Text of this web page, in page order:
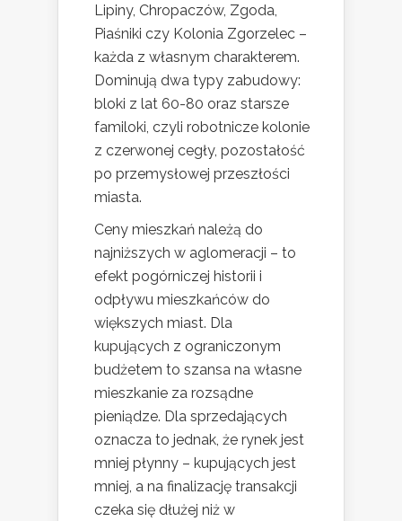
Lipiny, Chropaczów, Zgoda,
Piaśniki czy Kolonia Zgorzelec –
każda z własnym charakterem.
Dominują dwa typy zabudowy:
bloki z lat 60-80 oraz starsze
familoki, czyli robotnicze kolonie
z czerwonej cegły, pozostałość
po przemysłowej przeszłości
miasta.
Ceny mieszkań należą do
najniższych w aglomeracji – to
efekt pogórniczej historii i
odpływu mieszkańców do
większych miast. Dla
kupujących z ograniczonym
budżetem to szansa na własne
mieszkanie za rozsądne
pieniądze. Dla sprzedających
oznacza to jednak, że rynek jest
mniej płynny – kupujących jest
mniej, a na finalizację transakcji
czeka się dłużej niż w